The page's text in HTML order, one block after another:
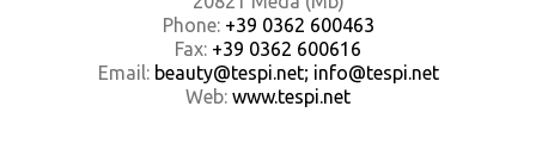
Phone: +39 0362 600463
Fax: +39 0362 600616
Email: beauty@tespi.net; info@tespi.net
Web: www.tespi.net